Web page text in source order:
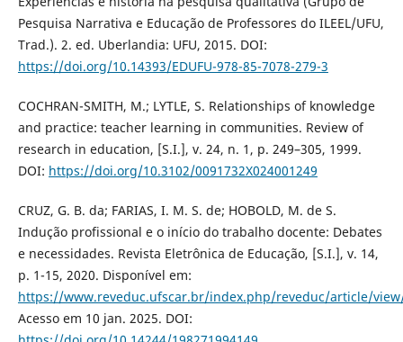
Pesquisa Narrativa e Educação de Professores do ILEEL/UFU,
Trad.). 2. ed. Uberlandia: UFU, 2015. DOI:
https://doi.org/10.14393/EDUFU-978-85-7078-279-3
COCHRAN-SMITH, M.; LYTLE, S. Relationships of knowledge
and practice: teacher learning in communities. Review of
research in education, [S.I.], v. 24, n. 1, p. 249–305, 1999.
DOI: https://doi.org/10.3102/0091732X024001249
CRUZ, G. B. da; FARIAS, I. M. S. de; HOBOLD, M. de S.
Indução profissional e o início do trabalho docente: Debates
e necessidades. Revista Eletrônica de Educação, [S.I.], v. 14,
p. 1-15, 2020. Disponível em:
https://www.reveduc.ufscar.br/index.php/reveduc/article/
Acesso em 10 jan. 2025. DOI: